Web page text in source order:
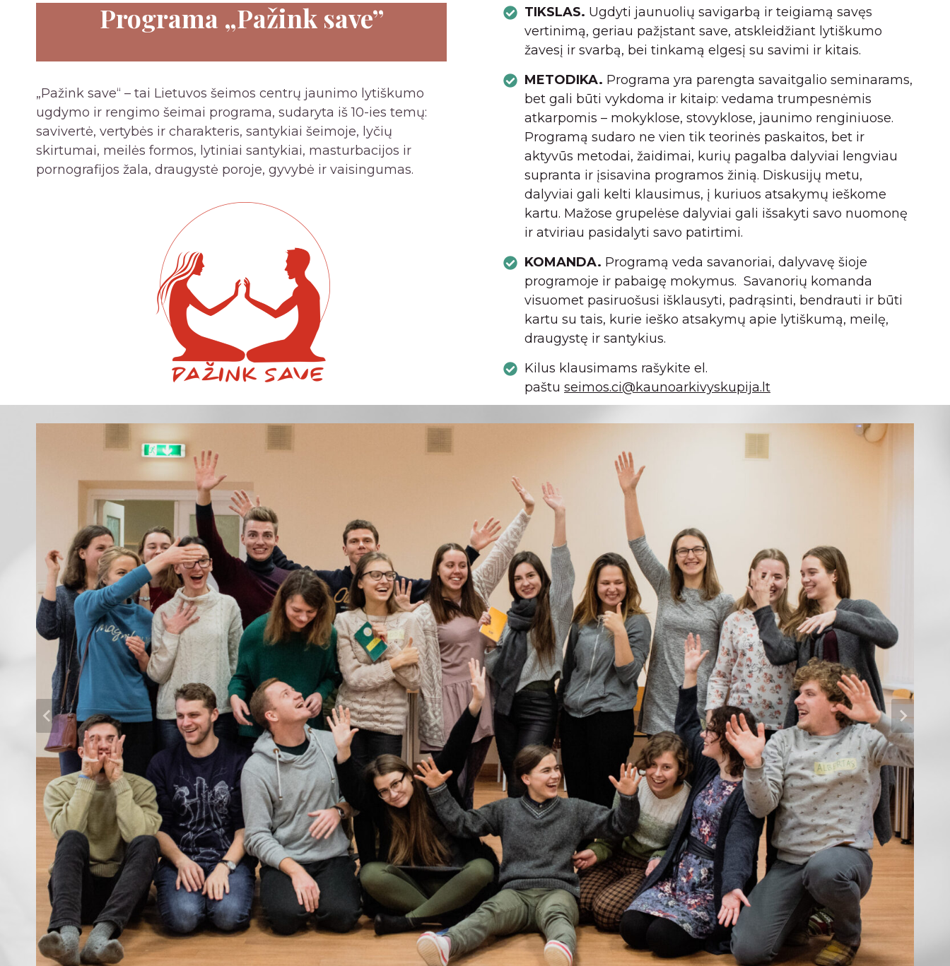
Programa „Pažink save”
„Pažink save“ – tai Lietuvos šeimos centrų jaunimo lytiškumo
ugdymo ir rengimo šeimai programa, sudaryta iš 10-ies temų:
savivertė, vertybės ir charakteris, santykiai šeimoje, lyčių
skirtumai, meilės formos, lytiniai santykiai, masturbacijos ir
pornografijos žala, draugystė poroje, gyvybė ir vaisingumas.
TIKSLAS. Ugdyti jaunuolių savigarbą ir teigiamą savęs
vertinimą, geriau pažįstant save, atskleidžiant lytiškumo
žavesį ir svarbą, bei tinkamą elgesį su savimi ir kitais.
METODIKA. Programa yra parengta savaitgalio seminarams,
bet gali būti vykdoma ir kitaip: vedama trumpesnėmis
atkarpomis – mokyklose, stovyklose, jaunimo renginiuose.
Programą sudaro ne vien tik teorinės paskaitos, bet ir
aktyvūs metodai, žaidimai, kurių pagalba dalyviai lengviau
supranta ir įsisavina programos žinią. Diskusijų metu,
dalyviai gali kelti klausimus, į kuriuos atsakymų ieškome
kartu. Mažose grupelėse dalyviai gali išsakyti savo nuomonę
ir atviriau pasidalyti savo patirtimi.
KOMANDA. Programą veda savanoriai, dalyvavę šioje
programoje ir pabaigę mokymus. Savanorių komanda
visuomet pasiruošusi išklausyti, padrąsinti, bendrauti ir būti
kartu su tais, kurie ieško atsakymų apie lytiškumą, meilę,
draugystę ir santykius.
Kilus klausimams rašykite el.
paštu seimos.ci@kaunoarkivyskupija.lt